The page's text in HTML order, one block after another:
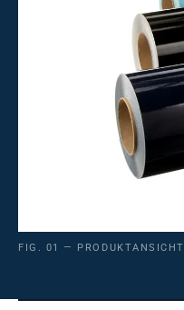
FIG. 01 — PRODUKTANSICHT